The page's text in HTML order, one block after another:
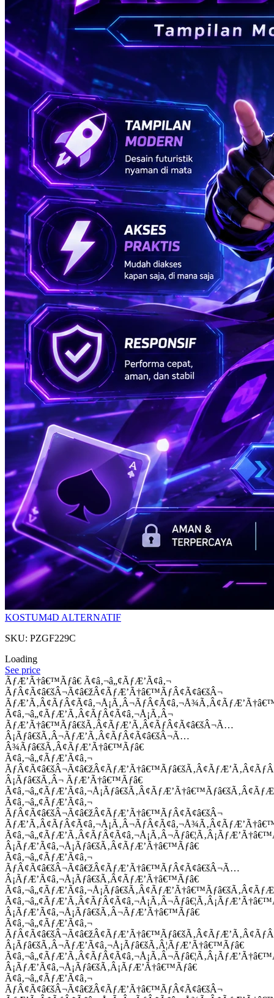
KOSTUM4D ALTERNATIF
SKU: PZGF229C
Loading
See price
ÃƒÆ’Ã†â€™Ãƒâ€ Ã¢â‚¬â„¢ÃƒÆ’Ã¢â‚¬
ÃƒÂ¢Ã¢â€šÂ¬Ã¢â€žÂ¢ÃƒÆ’Ã†â€™ÃƒÂ¢Ã¢â€šÂ¬
Ã¢â‚¬â„¢ÃƒÆ’Ã‚Â¢ÃƒÂ¢Ã¢â‚¬Å¡Ã‚Â¬
ÃƒÆ’Ã†â€™Ãƒâ€šÃ‚Â¢ÃƒÆ’Ã‚Â¢ÃƒÂ¢Ã¢â€šÂ¬Ã…
Â¡Ãƒâ€šÃ‚Â¬ÃƒÆ’Ã‚Â¢ÃƒÂ¢Ã¢â€šÂ¬Ã…
Â¾Ãƒâ€šÃ‚Â¢ÃƒÆ’Ã†â€™Ãƒâ€
Ã¢â‚¬â„¢ÃƒÆ’Ã¢â‚¬
Â¡Ãƒâ€šÃ‚Â¬ ÃƒÆ’Ã†â€™Ãƒâ€
Ã¢â‚¬â„¢ÃƒÆ’Ã¢â‚¬
ÃƒÂ¢Ã¢â€šÂ¬Ã¢â€žÂ¢ÃƒÆ’Ã†â€™ÃƒÂ¢Ã¢â€šÂ¬
Â¡ÃƒÆ’Ã¢â‚¬Å¡Ãƒâ€šÃ‚Â¢ÃƒÆ’Ã†â€™Ãƒâ€
Ã¢â‚¬â„¢ÃƒÆ’Ã¢â‚¬
ÃƒÂ¢Ã¢â€šÂ¬Ã¢â€žÂ¢ÃƒÆ’Ã†â€™ÃƒÂ¢Ã¢â€šÂ¬Ã…
Â¡ÃƒÆ’Ã¢â‚¬Å¡Ãƒâ€šÃ‚Â¢ÃƒÆ’Ã†â€™Ãƒâ€
Â¡ÃƒÆ’Ã¢â‚¬Å¡Ãƒâ€šÃ‚Â¬ÃƒÆ’Ã†â€™Ãƒâ€
Ã¢â‚¬â„¢ÃƒÆ’Ã¢â‚¬
Â¡Ãƒâ€šÃ‚Â¬ÃƒÆ’Ã¢â‚¬Å¡Ãƒâ€šÃ‚Â¦ÃƒÆ’Ã†â€™Ãƒâ€
Â¡ÃƒÆ’Ã¢â‚¬Å¡Ãƒâ€šÃ‚Â¡ÃƒÆ’Ã†â€™Ãƒâ€
Ã¢â‚¬â„¢ÃƒÆ’Ã¢â‚¬
ÃƒÂ¢Ã¢â€šÂ¬Ã¢â€žÂ¢ÃƒÆ’Ã†â€™ÃƒÂ¢Ã¢â€šÂ¬